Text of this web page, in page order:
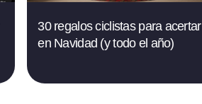
30 regalos ciclistas para acertar
en Navidad (y todo el año)